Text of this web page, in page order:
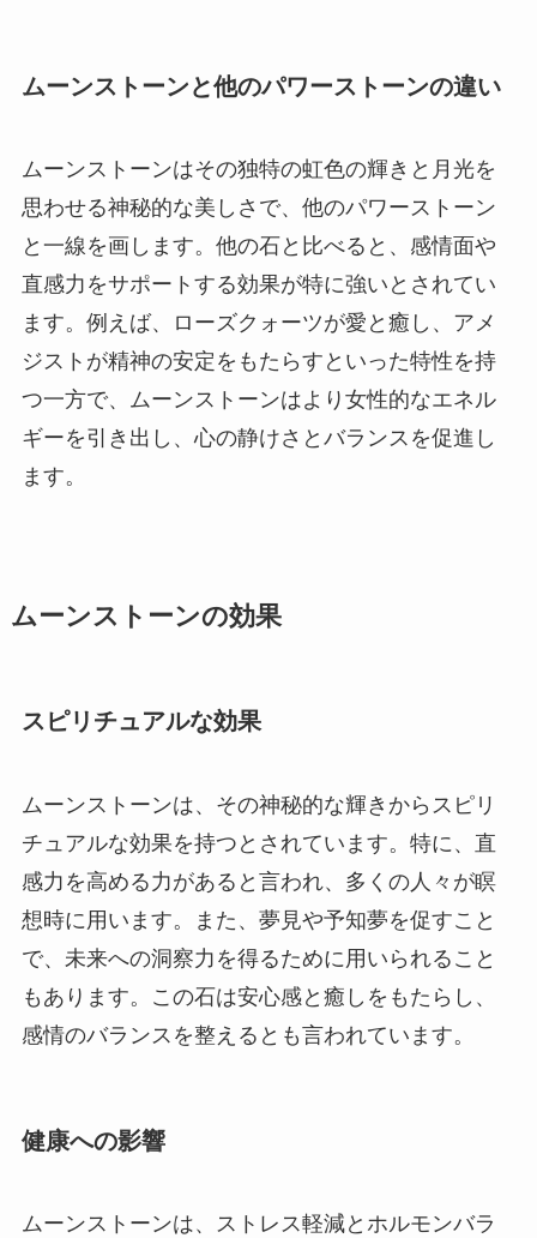
ムーンストーンと他のパワーストーンの違い
ムーンストーンはその独特の虹色の輝きと月光を
思わせる神秘的な美しさで、他のパワーストーン
と一線を画します。他の石と比べると、感情面や
直感力をサポートする効果が特に強いとされてい
ます。例えば、ローズクォーツが愛と癒し、アメ
ジストが精神の安定をもたらすといった特性を持
つ一方で、ムーンストーンはより女性的なエネル
ギーを引き出し、心の静けさとバランスを促進し
ます。
ムーンストーンの効果
スピリチュアルな効果
ムーンストーンは、その神秘的な輝きからスピリ
チュアルな効果を持つとされています。特に、直
感力を高める力があると言われ、多くの人々が瞑
想時に用います。また、夢見や予知夢を促すこと
で、未来への洞察力を得るために用いられること
もあります。この石は安心感と癒しをもたらし、
感情のバランスを整えるとも言われています。
健康への影響
ムーンストーンは、ストレス軽減とホルモンバラ